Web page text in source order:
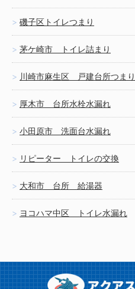
磯子区トイレつまり
茅ケ崎市 トイレ詰まり
川崎市麻生区 戸建台所つまり
厚木市 台所水栓水漏れ
小田原市 洗面台水漏れ
リピーター トイレの交換
大和市 台所 給湯器
ヨコハマ中区 トイレ水漏れ